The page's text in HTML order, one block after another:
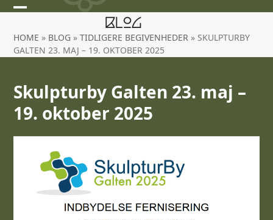
mobile
menu
mobile
menu
Blog
HOME » BLOG »TIDLIGERE BEGIVENHEDER » SKULPTURBY
GALTEN 23. MAJ – 19. OKTOBER 2025
Skulpturby Galten 23. maj –
19. oktober 2025